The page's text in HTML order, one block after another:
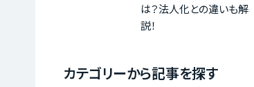
は？法人化との違いも解
説！
カテゴリーから記事を探す